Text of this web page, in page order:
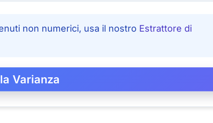
non numerici, usa il nostro Estrattore di